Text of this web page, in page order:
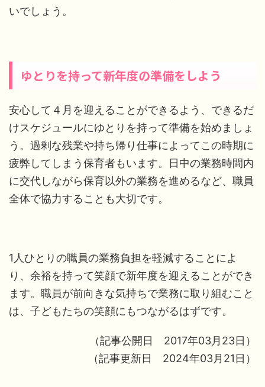
いでしょう。
ゆとりを持って新年度の準備をしよう
安心して４月を迎えることができるよう、できるだ
けスケジュールにゆとりを持って準備を始めましょ
う。過剰な残業や持ち帰り仕事によってこの時期に
疲弊してしまう保育者もいます。日中の業務時間内
に交代しながら保育以外の業務を進めるなど、職員
全体で協力することも大切です。
1人ひとりの職員の業務負担を軽減することによ
り、余裕を持って笑顔で新年度を迎えることができ
ます。職員が前向きな気持ちで業務に取り組むこと
は、子どもたちの笑顔にもつながるはずです。
（記事公開日 2017年03月23日）
（記事更新日 2024年03月21日）